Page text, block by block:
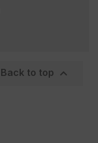
Back to top 